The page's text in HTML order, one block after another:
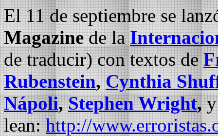
El 11 de septiembre se
Magazinede la
de traducir) con textos de
Rubenstein,Cynthia
Nápoli,Stephen Wright,y
lean:http://